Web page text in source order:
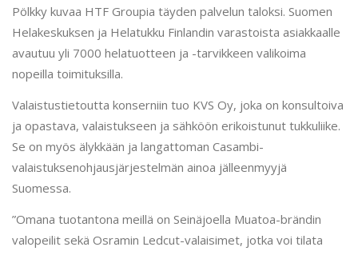
Pölkky kuvaa HTF Groupia täyden palvelun taloksi. Suomen
Helakeskuksen ja Helatukku Finlandin varastoista asiakkaalle
avautuu yli 7000 helatuotteen ja -tarvikkeen valikoima
nopeilla toimituksilla.
Valaistustietoutta konserniin tuo KVS Oy, joka on konsultoiva
ja opastava, valaistukseen ja sähköön erikoistunut tukkuliike.
Se on myös älykkään ja langattoman Casambi-
valaistuksenohjausjärjestelmän ainoa jälleenmyyjä
Suomessa.
”Omana tuotantona meillä on Seinäjoella Muatoa-brändin
valopeilit sekä Osramin Ledcut-valaisimet, jotka voi tilata